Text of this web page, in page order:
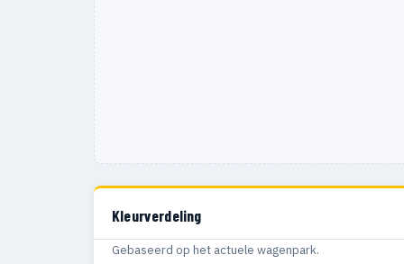
Kleurverdeling
Gebaseerd op het actuele wagenpark.